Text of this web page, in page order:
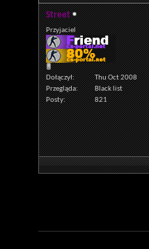
Street
Przyjaciel
Dołączył
Thu Oct 2008
Przegląda
Black list
Posty
821